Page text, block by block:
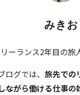
みきお
ーランス2年目の旅
ログでは、 旅先での
ながら働ける仕事の